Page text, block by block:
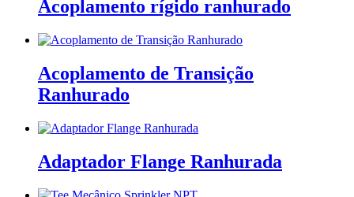
Acoplamento rígido ranhurado
Acoplamento de Transição
Ranhurado
Adaptador Flange Ranhurada